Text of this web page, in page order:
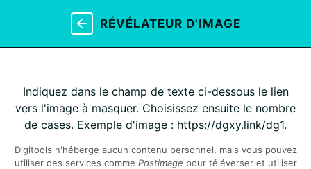
RÉVÉLATEUR D'IMAGE
Indiquez dans le champ de texte ci-dessous le lien
vers l'image à masquer. Choisissez ensuite le nombre
de cases. Exemple d'image : https://dgxy.link/dg1.
Digitools n'héberge aucun contenu personnel, mais vous pouvez
utiliser des services comme Postimage pour téléverser et utiliser